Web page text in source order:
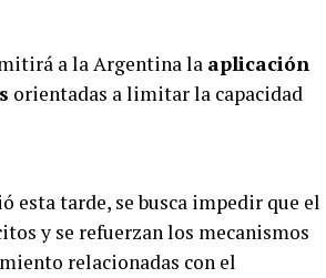
a la Argentina la aplicación
orientadas a limitar la capacidad
esta tarde, se busca impedir que el
y se refuerzan los mecanismos
relacionadas con el